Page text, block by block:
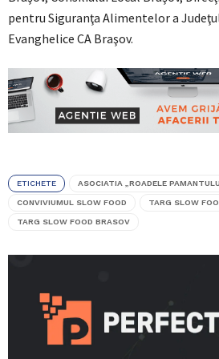
pentru Siguranţa Alimentelor a
Evanghelice CA Braşov.
ETICHETE ASOCIATIA „ROADELE
CONVIVIUMUL SLOW FOOD TARG SLOW
TARG SLOW FOOD BRASOV